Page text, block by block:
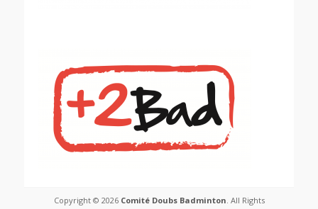
Copyright © 2026 Comité Doubs Badminton. All Rights